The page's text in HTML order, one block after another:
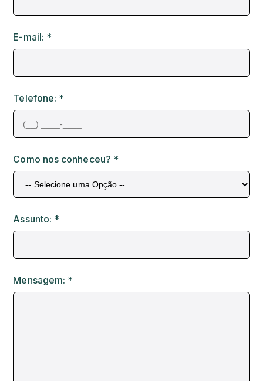
E-mail: *
Telefone: *
Como nos conheceu? *
Assunto: *
Mensagem: *